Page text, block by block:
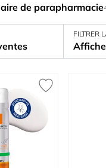
de parapharmacie
FILTRER